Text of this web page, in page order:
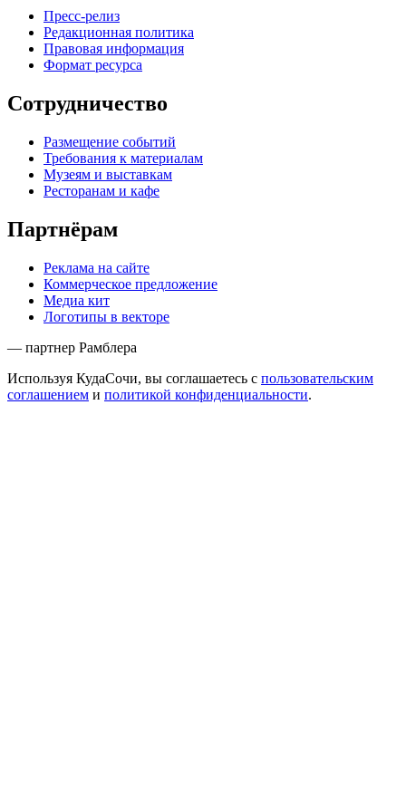
Пресс-релиз
Редакционная политика
Правовая информация
Формат ресурса
Сотрудничество
Размещение событий
Требования к материалам
Музеям и выставкам
Ресторанам и кафе
Партнёрам
Реклама на сайте
Коммерческое предложение
Медиа кит
Логотипы в векторе
— партнер Рамблера
Используя КудаСочи, вы соглашаетесь с пользовательским
соглашением и политикой конфиденциальности.